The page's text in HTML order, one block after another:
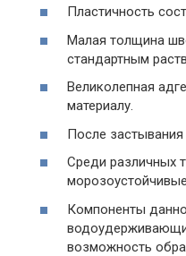
Пластичность
Малая толщина
стандартным
Великолепная
материалу.
После застывания
Среди различных
Компоненты
возможность